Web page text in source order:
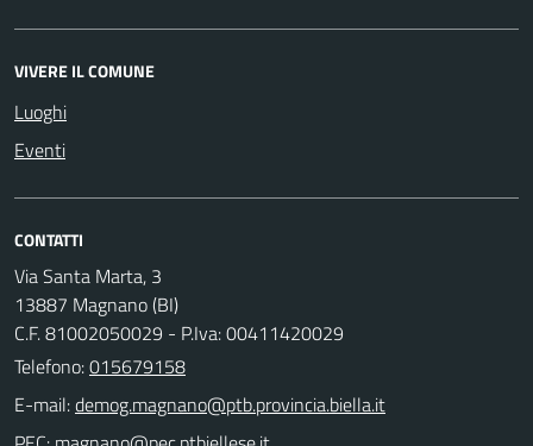
VIVERE IL COMUNE
Luoghi
Eventi
CONTATTI
Via Santa Marta, 3
13887 Magnano (BI)
C.F. 81002050029 - P.Iva: 00411420029
Telefono:015679158
E-mail: